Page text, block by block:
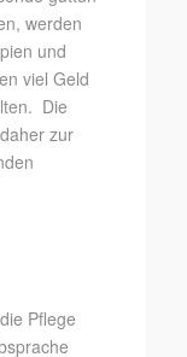
werden
und
viel Geld
Die
zur
Pflege